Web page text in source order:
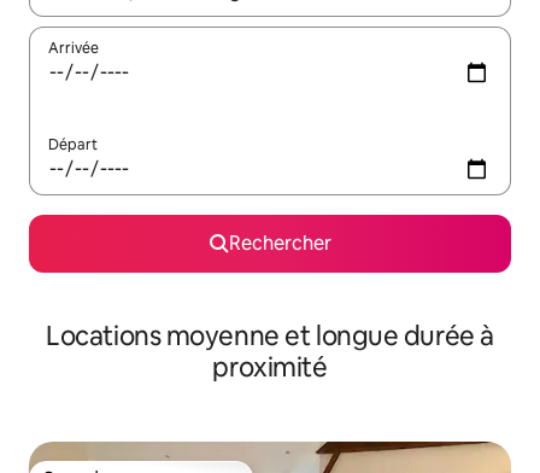
Arrivée
Départ
Rechercher
Locations moyenne et longue durée à
proximité